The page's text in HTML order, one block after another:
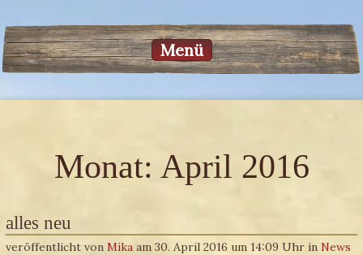
Menü
Monat: April 2016
alles neu
veröffentlicht vonMika am 30. April 2016 um 14:09 Uhr inNews